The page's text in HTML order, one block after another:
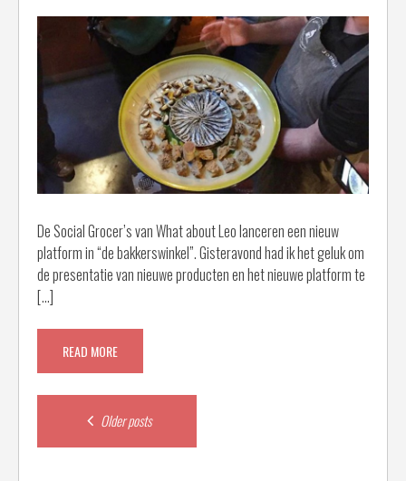
De Social Grocer’s van What about Leo lanceren een nieuw
platform in “de bakkerswinkel”. Gisteravond had ik het geluk om
de presentatie van nieuwe producten en het nieuwe platform te
[…]
READ MORE
Posts
navigation
Older posts